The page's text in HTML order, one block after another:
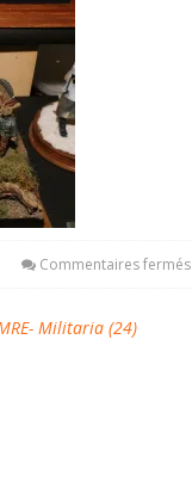
Commentaires fermés
Militaria (24)